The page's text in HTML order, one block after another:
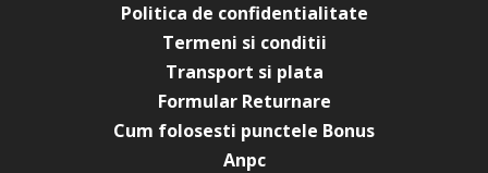
Politica de confidentialitate
Termeni si conditii
Transport si plata
Formular Returnare
Cum folosesti punctele Bonus
Anpc